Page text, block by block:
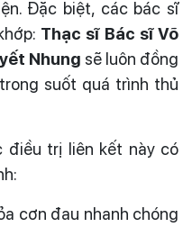
Đặc biệt, các bác sĩ
Thạc sĩ Bác sĩ Võ
Nhung sẽ luôn đồng
suốt quá trình thủ
điều trị liên kết này có
cơn đau nhanh chóng